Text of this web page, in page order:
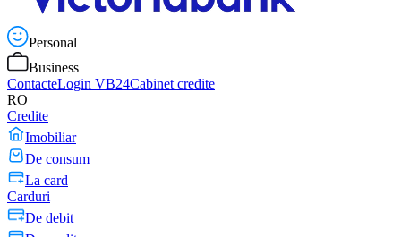
Personal
Business
ContacteLogin VB24Cabinet credite
RO
Credite
Imobiliar
De consum
La card
Carduri
De debit